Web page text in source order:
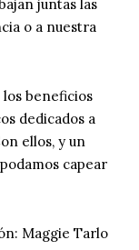
juntas las
o a nuestra
beneficios
dedicados a
ellos, y un
capear
Maggie Tarlo